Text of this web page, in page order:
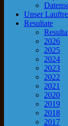
Unser
Resultate
2026
2025
2024
2023
2022
2021
2020
2019
2018
2017